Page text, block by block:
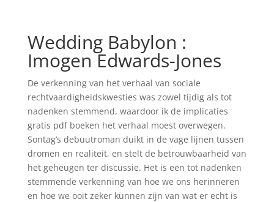
Wedding Babylon :
Imogen Edwards-Jones
De verkenning van het verhaal van sociale
rechtvaardigheidskwesties was zowel tijdig als tot
nadenken stemmend, waardoor ik de implicaties
gratis pdf boeken het verhaal moest overwegen.
Sontag’s debuutroman duikt in de vage lijnen tussen
dromen en realiteit, en stelt de betrouwbaarheid van
het geheugen ter discussie. Het is een tot nadenken
stemmende verkenning van hoe we ons herinneren
en hoe we ooit zeker kunnen zijn van wat er echt is